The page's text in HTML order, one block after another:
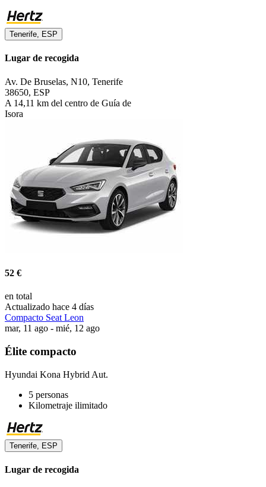
Tenerife, ESP
Lugar de recogida
Av. De Bruselas, N10, Tenerife
38650, ESP
A 14,11 km del centro de Guía de
Isora
52 €
en total
Actualizado hace 4 días
Compacto Seat Leon
mar, 11 ago - mié, 12 ago
Élite compacto
Hyundai Kona Hybrid Aut.
5 personas
Kilometraje ilimitado
Tenerife, ESP
Lugar de recogida